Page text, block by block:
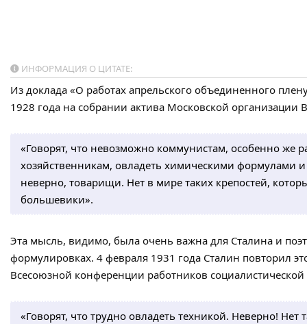
ИНФОРМАЦИЯ О ЦИТАТЕ:
Из доклада «О работах апрельского объединенного
1928 года на собрании актива Московской организации
«Говорят, что невозможно коммунистам, особенно же
хозяйственникам, овладеть химическими формулами
неверно, товарищи. Нет в мире таких крепостей,
большевики».
Эта мысль, видимо, была очень важна для Сталина и
формулировках. 4 февраля 1931 года Сталин повторил
Всесоюзной конференции работников
«Говорят, что трудно овладеть техникой. Неверно!